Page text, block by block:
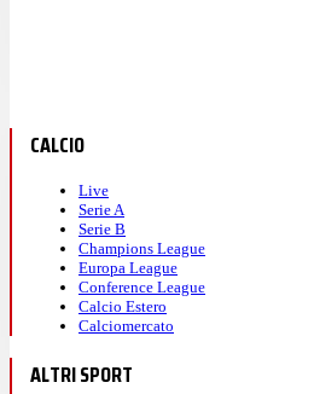
CALCIO
Live
Serie A
Serie B
Champions League
Europa League
Conference League
Calcio Estero
Calciomercato
ALTRI SPORT